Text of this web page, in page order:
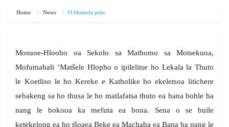
Home News O hlomola pelo
Mosuoe-Hlooho oa Sekolo sa Mathomo sa Motsekuoa,
Mofumahali ‘Matšele Hlopho o ipilelitse ho Lekala la Thuto
le Koetliso le ho Kereke e Katholike ho ekeletsoa litichere
sebakeng sa ho thusa le ho matlafatsa thuto ea bana bohle ba
nang le bokooa ka mefuta ea bona. Sena o se buile
ketekelong ea ho tšoaea Beke ea Machaba ea Bana ba nang le